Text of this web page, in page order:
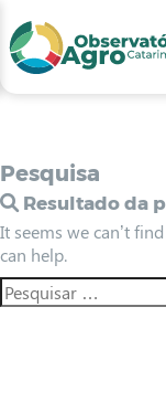
2
3
4
Pesquisa
Resultado da
It seems we can’t
can help.